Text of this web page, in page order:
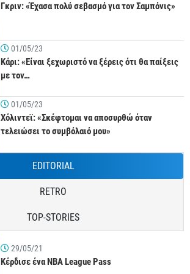
Γκριν: «Έχασα πολύ σεβασμό για τον Σαμπόνις»
01/05/23
Κάρι: «Είναι ξεχωριστό να ξέρεις ότι θα παίξεις
με τον…
01/05/23
Χόλιντεϊ: «Σκέφτομαι να αποσυρθώ όταν
τελειώσει το συμβόλαιό μου»
EDITORIAL
RETRO
TOP-STORIES
29/05/21
Κέρδισε ένα NBA League Pass